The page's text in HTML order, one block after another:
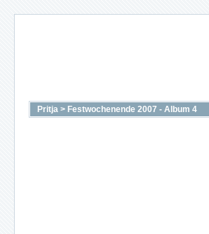
Pritja > Festwochenende 2007 - Album 4